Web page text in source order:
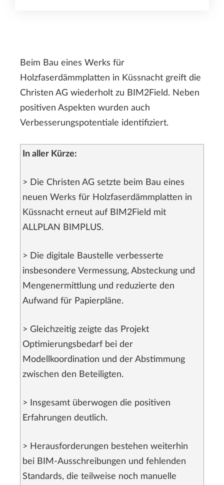
Beim Bau eines Werks für
Holzfaserdämmplatten in Küssnacht greift die
Christen AG wiederholt zu BIM2Field. Neben
positiven Aspekten wurden auch
Verbesserungspotentiale identifiziert.
In aller Kürze:
> Die Christen AG setzte beim Bau eines
neuen Werks für Holzfaserdämmplatten in
Küssnacht erneut auf BIM2Field mit
ALLPLAN BIMPLUS.
> Die digitale Baustelle verbesserte
insbesondere Vermessung, Absteckung und
Mengenermittlung und reduzierte den
Aufwand für Papierpläne.
> Gleichzeitig zeigte das Projekt
Optimierungsbedarf bei der
Modellkoordination und der Abstimmung
zwischen den Beteiligten.
> Insgesamt überwogen die positiven
Erfahrungen deutlich.
> Herausforderungen bestehen weiterhin
bei BIM-Ausschreibungen und fehlenden
Standards, die teilweise noch manuelle